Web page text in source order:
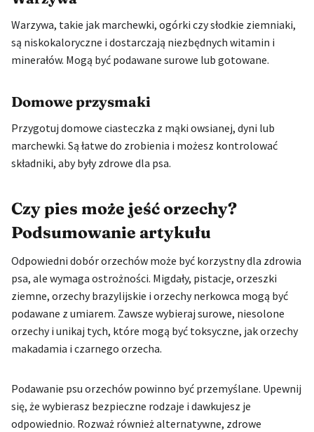
Warzywa, takie jak marchewki, ogórki czy słodkie ziemniaki,
są niskokaloryczne i dostarczają niezbędnych witamin i
minerałów. Mogą być podawane surowe lub gotowane.
Domowe przysmaki
Przygotuj domowe ciasteczka z mąki owsianej, dyni lub
marchewki. Są łatwe do zrobienia i możesz kontrolować
składniki, aby były zdrowe dla psa.
Czy pies może jeść orzechy?
Podsumowanie artykułu
Odpowiedni dobór orzechów może być korzystny dla zdrowia
psa, ale wymaga ostrożności. Migdały, pistacje, orzeszki
ziemne, orzechy brazylijskie i orzechy nerkowca mogą być
podawane z umiarem. Zawsze wybieraj surowe, niesolone
orzechy i unikaj tych, które mogą być toksyczne, jak orzechy
makadamia i czarnego orzecha.
Podawanie psu orzechów powinno być przemyślane. Upewnij
się, że wybierasz bezpieczne rodzaje i dawkujesz je
odpowiednio. Rozważ również alternatywne, zdrowe